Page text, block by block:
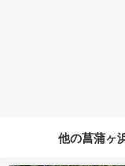
他の菖蒲ヶ